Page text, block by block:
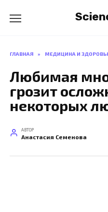
содержанию
ГЛАВНАЯ » МЕДИЦИНА И
Любимая
грозит
некоторых
АВТОР
Анастасия Семенова